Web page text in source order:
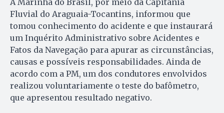
A Marinha do Brasil, por meio da Capitania
Fluvial do Araguaia-Tocantins, informou que
tomou conhecimento do acidente e que instaurará
um Inquérito Administrativo sobre Acidentes e
Fatos da Navegação para apurar as circunstâncias,
causas e possíveis responsabilidades. Ainda de
acordo com a PM, um dos condutores envolvidos
realizou voluntariamente o teste do bafômetro,
que apresentou resultado negativo.